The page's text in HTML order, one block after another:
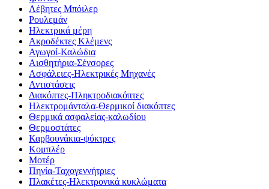
Λέβητες Μπόιλερ
Ρουλεμάν
Ηλεκτρικά μέρη
Ακροδέκτες Κλέμενς
Αγωγοί-Καλώδια
Αισθητήρια-Σένσορες
Ασφάλειες-Ηλεκτρικές Μηχανές
Αντιστάσεις
Διακόπτες-Πληκτροδιακόπτες
Ηλεκτρομάνταλα-Θερμικοί διακόπτες
Θερμικά ασφαλείας-καλωδίου
Θερμοστάτες
Καρβουνάκια-ψύκτρες
Κομπλέρ
Μοτέρ
Πηνία-Ταχογεννήτριες
Πλακέτες-Ηλεκτρονικά κυκλώματα